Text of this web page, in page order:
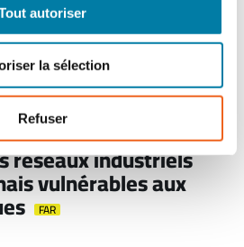
autoriser
la sélection
Refuser
réseaux industriels
vulnérables aux
FAR